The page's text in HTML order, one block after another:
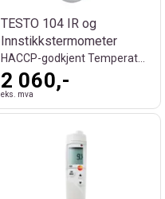
TESTO 104 IR og
Innstikkstermometer
2 060,-
eks. mva